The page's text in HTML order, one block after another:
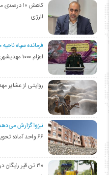
کاهش ۱۰
انرژی
فرمانده سپاه
اعزام ۱۰۰۰ مهدیشهری به تشییع رهبر شهید
روایتی از عشایر
نیزوا گزارش
۶۶ واحد آماده تحویل در پروژه۱۳۸ واحدی مهدیشهر
۲۱۰ تن قیر